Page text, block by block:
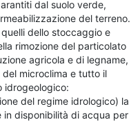
dal suolo verde,
del terreno.
dello stoccaggio e
rimozione del particolato
agricola e di legname,
del microclima e tutto il
idrogeologico:
del regime idrologico) la
in disponibilità di acqua per